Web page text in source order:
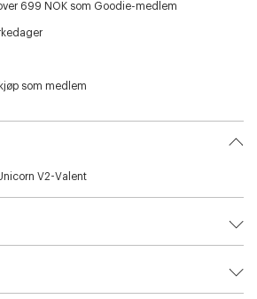
699 NOK som Goodie-medlem
som medlem
V2-Valent